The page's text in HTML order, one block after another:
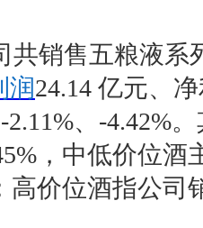
共销售五粮液系
润24.14 亿元、
-2.11%、 -4.42%
，中低价位酒
高价位酒指公司